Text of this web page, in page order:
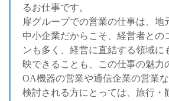
るお仕事です。
扉グループでの営業の仕事は、地
中小企業だからこそ、経営者との
ンも多く、経営に直結する領域に
映できることも、この仕事の魅力
OA機器の営業や通信企業の営業
検討される方にとっては、旅行・